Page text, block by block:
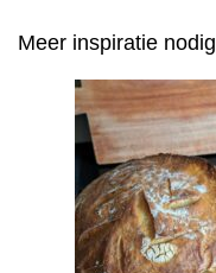
Meer inspiratie